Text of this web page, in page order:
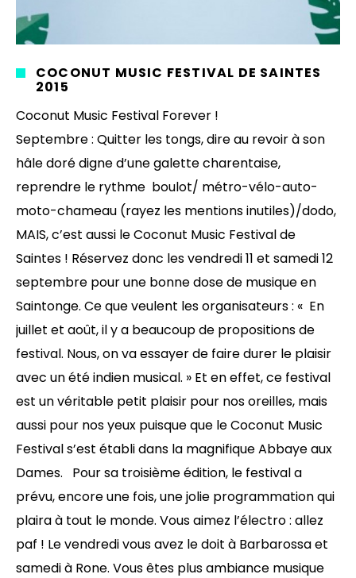
COCONUT MUSIC FESTIVAL DE SAINTES
2015
Coconut Music Festival Forever !
Septembre : Quitter les tongs, dire au revoir à son
hâle doré digne d’une galette charentaise,
reprendre le rythme boulot/ métro-vélo-auto-
moto-chameau (rayez les mentions inutiles)/dodo,
MAIS, c’est aussi le Coconut Music Festival de
Saintes ! Réservez donc les vendredi 11 et samedi 12
septembre pour une bonne dose de musique en
Saintonge. Ce que veulent les organisateurs : « En
juillet et août, il y a beaucoup de propositions de
festival. Nous, on va essayer de faire durer le plaisir
avec un été indien musical. » Et en effet, ce festival
est un véritable petit plaisir pour nos oreilles, mais
aussi pour nos yeux puisque que le Coconut Music
Festival s’est établi dans la magnifique Abbaye aux
Dames. Pour sa troisième édition, le festival a
prévu, encore une fois, une jolie programmation qui
plaira à tout le monde. Vous aimez l’électro : allez
paf ! Le vendredi vous avez le doit à Barbarossa et
samedi à Rone. Vous êtes plus ambiance musique